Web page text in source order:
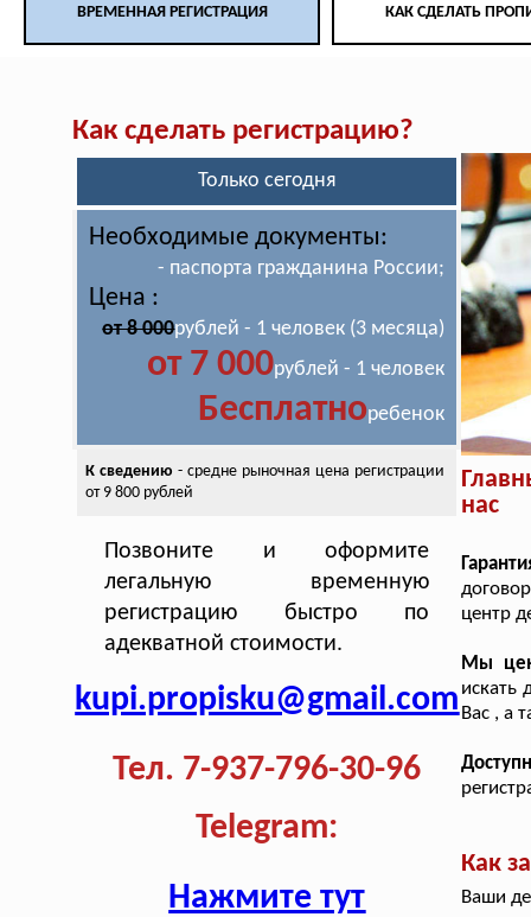
ВРЕМЕННАЯ РЕГИСТРАЦИЯ КАК СДЕЛАТЬ
Как сделать регистрацию?
Только сегодня
Необходимые документы:
- паспорта гражданина России;
Цена :
от 8 000рублей - 1 человек (3 месяца)
от 7 000рублей - 1 человек
Бесплатноребенок
К сведению - средне рыночная цена регистрации
от 9 800 рублей
Позвоните и оформите
легальную временную
регистрацию быстро по
адекватной стоимости.
kupi.propisku@gmail.com
Тел. 7-937-796-30-96
Telegram:
Нажмите тут
нас
центр
Мы
искать
Вас , а
Как
Ваши